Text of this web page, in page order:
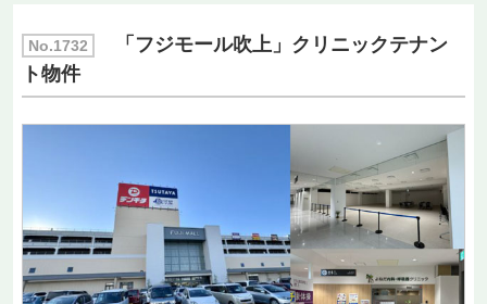
No.1732
「フジモール吹上」クリニックテナン
ト物件